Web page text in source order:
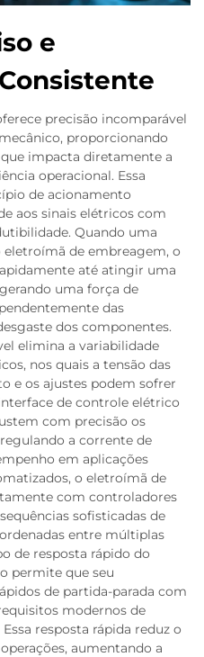
e
precisão incomparável
proporcionando
impacta diretamente a
operacional. Essa
de acionamento
aos sinais elétricos com
Quando uma
eletroímã de embreagem, o
até atingir uma
uma força de
das
dos componentes.
elimina a variabilidade
nos quais a tensão das
e os ajustes podem sofrer
de controle elétrico
com precisão os
a corrente de
em aplicações
o eletroímã de
com controladores
sofisticadas de
entre múltiplas
de resposta rápido do
permite que seu
de partida-parada com
modernos de
resposta rápida reduz o
aumentando a